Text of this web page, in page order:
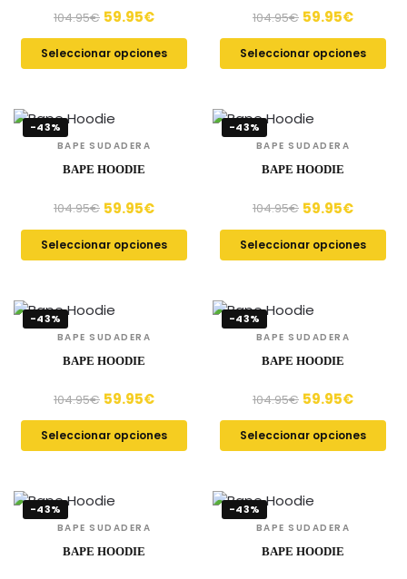
104.95€ 59.95€
Seleccionar opciones
104.95€ 59.95€
Seleccionar opciones
-43%
BAPE SUDADERA
BAPE HOODIE
104.95€ 59.95€
Seleccionar opciones
-43%
BAPE SUDADERA
BAPE HOODIE
104.95€ 59.95€
Seleccionar opciones
-43%
BAPE SUDADERA
BAPE HOODIE
104.95€ 59.95€
Seleccionar opciones
-43%
BAPE SUDADERA
BAPE HOODIE
104.95€ 59.95€
Seleccionar opciones
-43%
BAPE SUDADERA
BAPE HOODIE
-43%
BAPE SUDADERA
BAPE HOODIE